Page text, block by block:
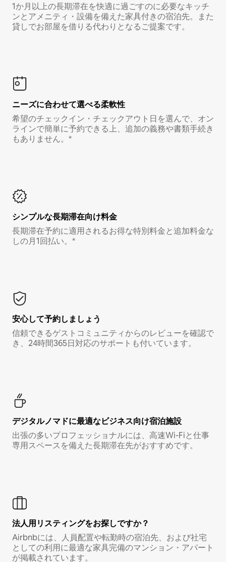
1か月以上の長期滞在を快適に過ごすのに必要なキッチ
ンとアメニティ・設備を備えた家具付きの宿泊先。また
貸しでお部屋を借りる代わりとなるご提案です。
ニーズに合わせて選べる柔軟性
希望のチェックイン・チェックアウト日を選んで、オン
ラインで簡単に予約できる上、追加の義務や書類手続き
もありません。*
シンプルな長期滞在向け料金
長期滞在予約に適用されるお得な特別料金と追加料金な
しの月1回払い。*
安心して予約しましょう
信頼できるゲストコミュニティからのレビューを確認で
き、24時間365日対応のサポートも付いています。
デジタルノマド⁠に最⁠適⁠なビ⁠ジ⁠ネ⁠ス⁠向⁠け宿⁠泊⁠施⁠設
出張の多いプロフェッショナルには、高速Wi-Fiと仕事
専用スペースを備えた長期滞在先がおすすめです。
法人用リスティングをお探しですか？
Airbnbには、人員配置や転勤時の宿泊先、および社宅
としての利用に最適な家具完備のマンション・アパート
が掲載されています。